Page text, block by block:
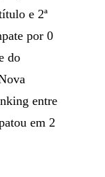
e 2ª
por 0
do
entre
em 2